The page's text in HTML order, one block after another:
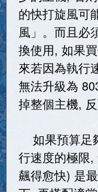
的快打旋風可
風」。而且必
換使用, 如果
來若因為執行
無法升級為
掉整個主機,
如果預算足
行速度的極限
飆得愈快) 是